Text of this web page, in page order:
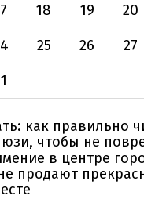
18 19 20
25 26 27
как правильно
чтобы не
в центре
продают